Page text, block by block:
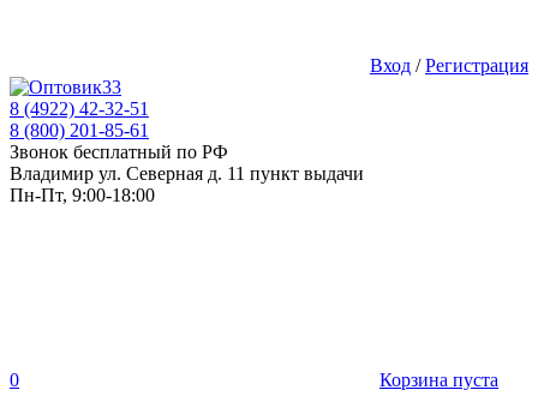
Вход /Регистрация
8 (4922) 42-32-51
8 (800) 201-85-61
Звонок бесплатный по РФ
Владимир ул. Северная д. 11 пункт выдачи
Пн-Пт, 9:00-18:00
0 Корзина пуста